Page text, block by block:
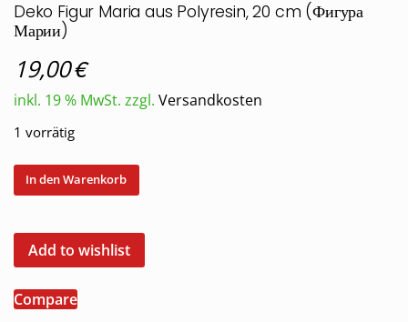
Deko Figur Maria aus Polyresin, 20 cm (Фигура
Марии)
19,00€
inkl. 19 % MwSt. zzgl. Versandkosten
1 vorrätig
Deko
Figur
aus
Polyresin,
cm
In den Warenkorb
Add to wishlist
Compare